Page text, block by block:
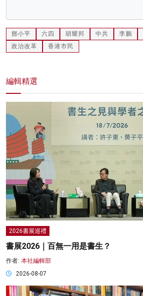
鄧小平 六四 胡耀邦 中共 李鵬
政治改革
香港市民
編輯精選
2026書展巡禮
書展2026｜百無一用是書生？
作者: 本社編輯部
2026-08-07